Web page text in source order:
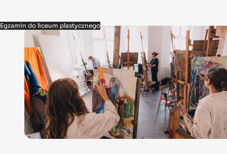
Egzamin do liceum plastycznego